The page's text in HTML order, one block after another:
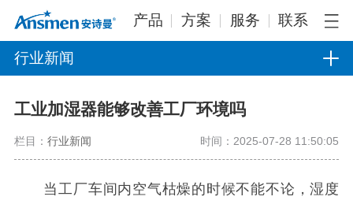
产品 方案 服务 联系
行业新闻
工业加湿器能够改善工厂环境吗
栏目： 行业新闻 时间：2025-07-28 11:50:05
当工厂车间内空气枯燥的时候不能不论，湿度